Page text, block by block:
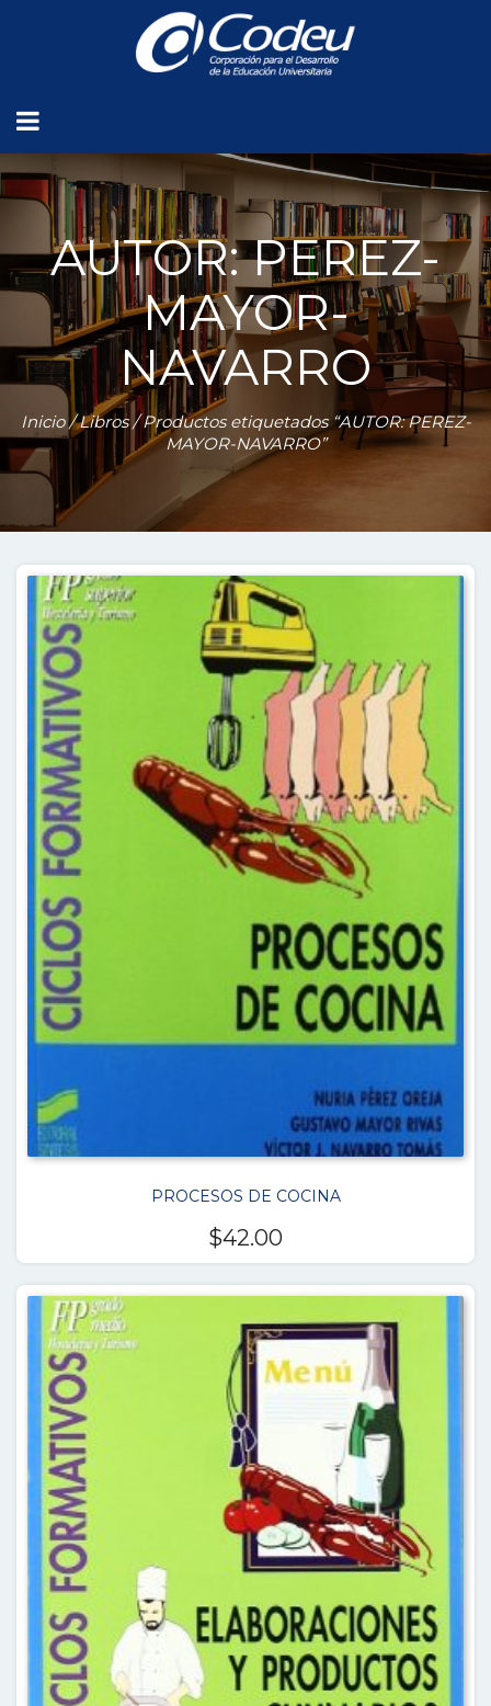
AUTOR: PEREZ-
MAYOR-
NAVARRO
Inicio/Libros/ Productos etiquetados “AUTOR: PEREZ-
MAYOR-NAVARRO”
PROCESOS DE COCINA
$42.00